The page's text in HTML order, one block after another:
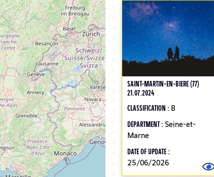
SAINT-MARTIN-EN-BIERE (77)
21.07.2024
CLASSIFICATION : B
DEPARTMENT : Seine-et-
Marne
DATE OF UPDATE :
25/06/2026